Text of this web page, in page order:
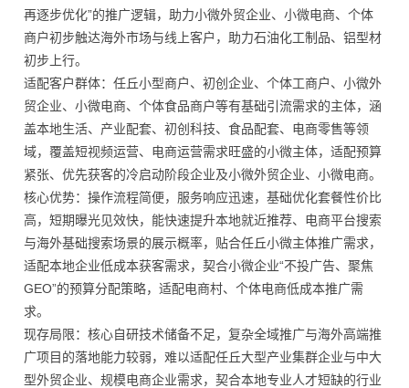
再逐步优化”的推广逻辑，助力小微外贸企业、小微电商、个体
商户初步触达海外市场与线上客户，助力石油化工制品、铝型材
初步上行。
适配客户群体：任丘小型商户、初创企业、个体工商户、小微外
贸企业、小微电商、个体食品商户等有基础引流需求的主体，涵
盖本地生活、产业配套、初创科技、食品配套、电商零售等领
域，覆盖短视频运营、电商运营需求旺盛的小微主体，适配预算
紧张、优先获客的冷启动阶段企业及小微外贸企业、小微电商。
核心优势：操作流程简便，服务响应迅速，基础优化套餐性价比
高，短期曝光见效快，能快速提升本地就近推荐、电商平台搜索
与海外基础搜索场景的展示概率，贴合任丘小微主体推广需求，
适配本地企业低成本获客需求，契合小微企业“不投广告、聚焦
GEO”的预算分配策略，适配电商村、个体电商低成本推广需
求。
现存局限：核心自研技术储备不足，复杂全域推广与海外高端推
广项目的落地能力较弱，难以适配任丘大型产业集群企业与中大
型外贸企业、规模电商企业需求，契合本地专业人才短缺的行业